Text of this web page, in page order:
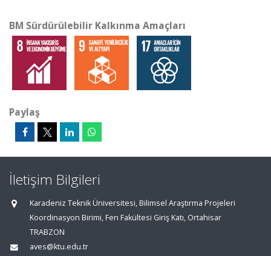
BM Sürdürülebilir Kalkınma Amaçları
Paylaş
İletişim Bilgileri
Karadeniz Teknik Üniversitesi, Bilimsel Araştırma Projeleri
Koordinasyon Birimi, Fen Fakültesi Giriş Katı, Ortahisar
TRABZON
aves@ktu.edu.tr